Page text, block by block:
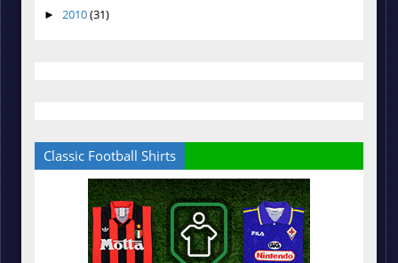
► 2010(31)
Classic Football Shirts